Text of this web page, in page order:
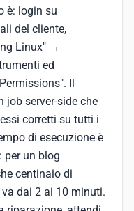
è: login su
del cliente,
Linux" →
ed
Il
job server-side che
corretti su tutti i
di esecuzione è
per un blog
centinaio di
dai 2 ai 10 minuti.